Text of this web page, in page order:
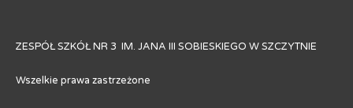
ZESPÓŁ SZKÓŁ NR 3 IM. JANA III SOBIESKIEGO W SZCZYTNIE
Wszelkie prawa zastrzeżone